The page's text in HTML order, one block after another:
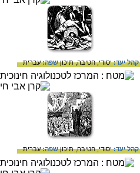
קהל יעד:יסודי,חטיבה,תיכוןשפה:עברית
קהל יעד:יסודי,חטיבה,תיכוןשפה:עברית